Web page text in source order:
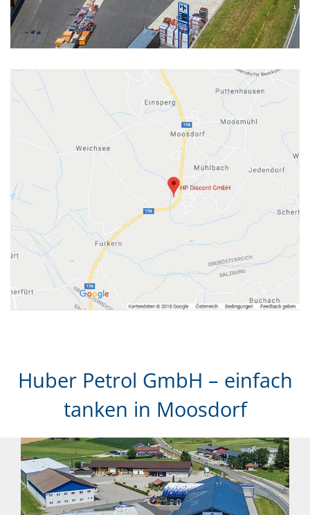
Huber Petrol GmbH – einfach
tanken in Moosdorf